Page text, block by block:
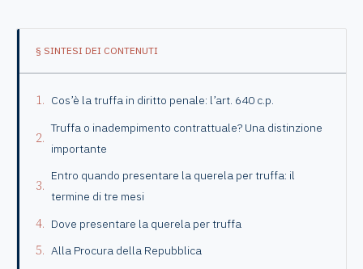
§ SINTESI DEI CONTENUTI
Cos’è la truffa in diritto penale: l’art. 640 c.p.
Truffa o inadempimento contrattuale? Una distinzione
importante
Entro quando presentare la querela per truffa: il
termine di tre mesi
Dove presentare la querela per truffa
Alla Procura della Repubblica